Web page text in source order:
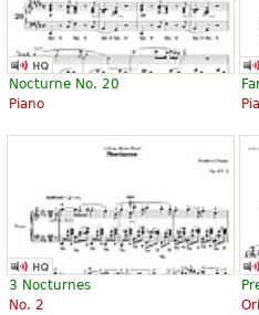
Nocturne No. 20
Piano
3 Nocturnes
No. 2